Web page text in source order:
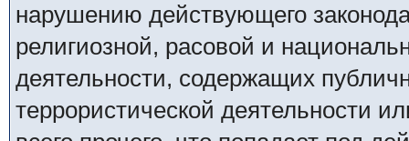
наpyшению действyющего
религиозной, расовой и
деятельности, содержащих
террористической деятельности